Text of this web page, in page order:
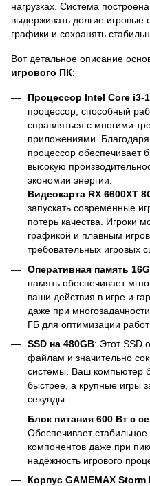
нагрузках. Система
выдерживать долгие игровые
графики и сохранять
Вот детальное описание
игрового ПК:
Процессор Intel Core i3-
процессор, способный
справляться с многими
приложениями. Благодаря
процессор обеспечивает
высокую
экономии энергии.
Видеокарта RX 6600XT
запускать современные
потерь качества. Игроки
графикой и плавным
требовательных игровых
Оперативная память
память обеспечивает
ваши действия в игре и
даже при
ГБ для оптимизации
SSD на 480GB: Этот SSD
файлам и значительно
системы. Ваш компьютер
быстрее, а крупные игры
секунды.
Блок питания 600 Вт с
Обеспечивает стабильное
компонентов даже при
надёжность игрового
Корпус GAMEMAX Storm